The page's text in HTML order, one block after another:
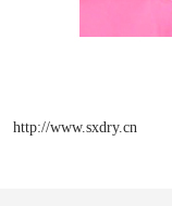
http://www.sxdry.cn